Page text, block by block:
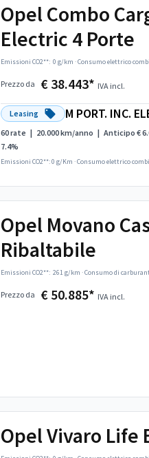
Opel Combo
Electric 4 Porte
Emissioni CO2**: 0 g/km ·Consumo elettrico
Prezzo da € 38.443* IVA incl.
Leasing M PORT. INC.
60 rate | 20.000 km/anno | Anticipo €
7.4%
Emissioni CO2**: 0 g/Km ·Consumo elettrico
Opel Movano
Ribaltabile
Emissioni CO2**: 261 g/km ·Consumo di
Prezzo da € 50.885* IVA incl.
Opel Vivaro Life